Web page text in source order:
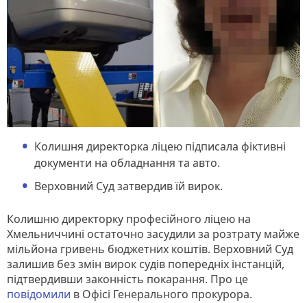
Колишня директорка ліцею підписала фіктивні
документи на обладнання та авто.
Верховний Суд затвердив їй вирок.
Колишню директорку професійного ліцею на
Хмельниччині остаточно засудили за розтрату майже
мільйона гривень бюджетних коштів. Верховний Суд
залишив без змін вирок судів попередніх інстанцій,
підтвердивши законність покарання. Про це
повідомили в Офісі Генерального прокурора.